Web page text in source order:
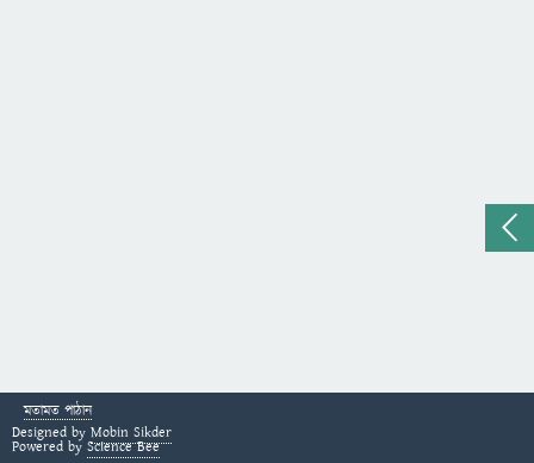
মতামত পাঠান
Designed by Mobin Sikder
Powered by Science Bee